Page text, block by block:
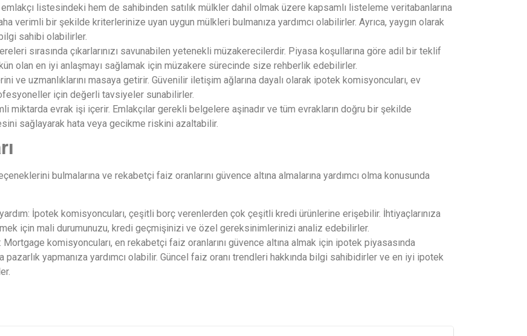
listesindeki hem de sahibinden satılık mülkler dahil olmak üzere kapsamlı listeleme veritabanlarına
verimli bir şekilde kriterlerinize uyan uygun mülkleri bulmanıza yardımcı olabilirler. Ayrıca, yaygın olarak
sahibi olabilirler.
sırasında çıkarlarınızı savunabilen yetenekli müzakerecilerdir. Piyasa koşullarına göre adil bir teklif
olan en iyi anlaşmayı sağlamak için müzakere sürecinde size rehberlik edebilirler.
ve uzmanlıklarını masaya getirir. Güvenilir iletişim ağlarına dayalı olarak ipotek komisyoncuları, ev
için değerli tavsiyeler sunabilirler.
miktarda evrak işi içerir. Emlakçılar gerekli belgelere aşinadır ve tüm evrakların doğru bir şekilde
sağlayarak hata veya gecikme riskini azaltabilir.
bulmalarına ve rekabetçi faiz oranlarını güvence altına almalarına yardımcı olma konusunda
İpotek komisyoncuları, çeşitli borç verenlerden çok çeşitli kredi ürünlerine erişebilir. İhtiyaçlarınıza
için mali durumunuzu, kredi geçmişinizi ve özel gereksinimlerinizi analiz edebilirler.
Mortgage komisyoncuları, en rekabetçi faiz oranlarını güvence altına almak için ipotek piyasasında
yapmanıza yardımcı olabilir. Güncel faiz oranı trendleri hakkında bilgi sahibidirler ve en iyi ipotek